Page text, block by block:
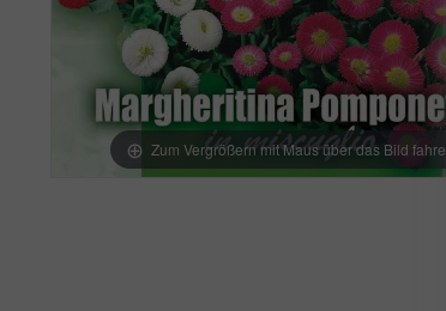
Zum Vergrößern mit Maus über das Bild fahren